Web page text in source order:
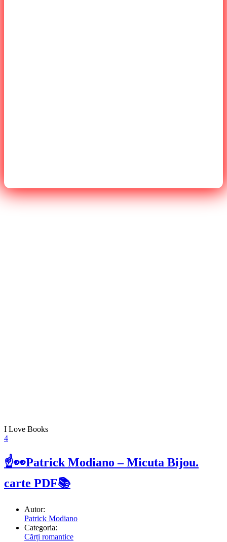
I Love Books
4
☝👀Patrick Modiano – Micuta Bijou.
carte PDF📚
Autor:
Patrick Modiano
Categoria:
Cărți romantice